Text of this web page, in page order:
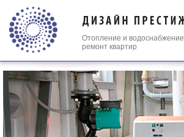
Отопление и водоснабжение
ремонт квартир